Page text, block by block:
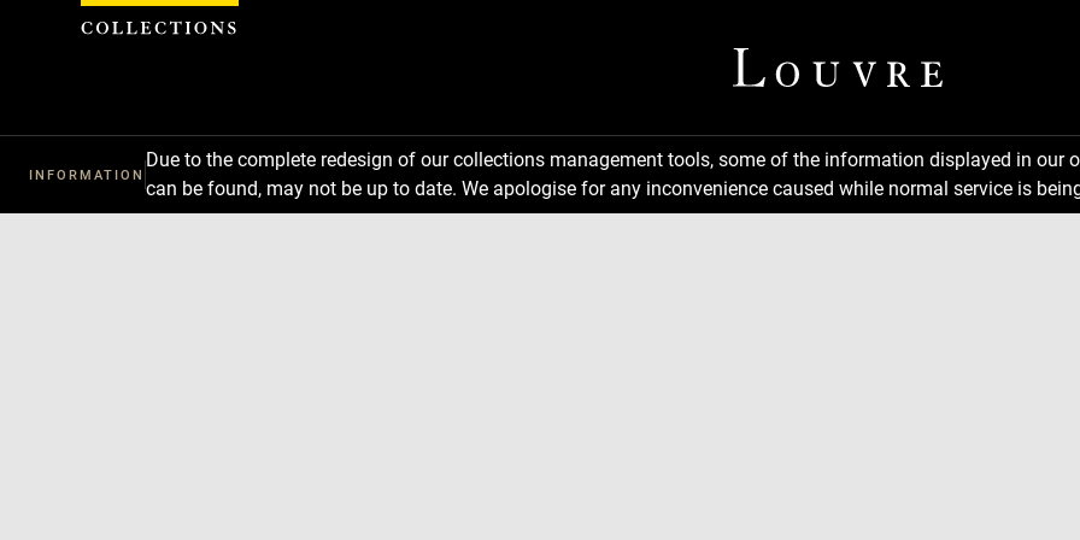
INFORMATION
Due to the complete redesign of our collections management tools, some of the information displayed in
can be found, may not be up to date. We apologise for any inconvenience caused while normal service is
Cookies management panel